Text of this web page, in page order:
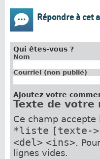
Répondre à cet
Qui êtes-vous ?
Nom
Courriel (non publié)
Ajoutez votre
Texte de votre
Ce champ accepte
*liste [texte-
<del> <ins>.
lignes vides.